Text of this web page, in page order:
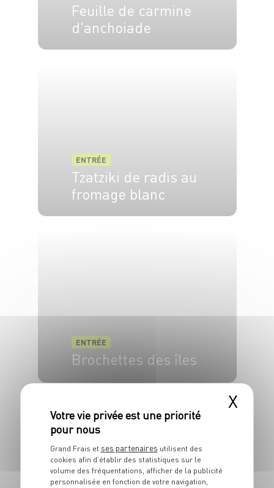
Feuille de carmine
d'anchoiade
ENTRÉE
Tzatziki de radis au
fromage blanc
ENTRÉE
Brochettes des îles
X
Grand Frais et ses partenaires utilisent des
cookies afin d’établir des statistiques sur le
volume des fréquentations, afficher de la publicité
personnalisée en fonction de votre navigation,